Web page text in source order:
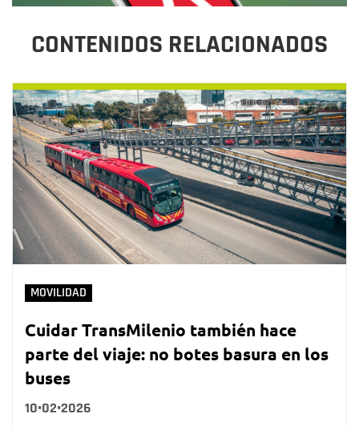
CONTENIDOS RELACIONADOS
MOVILIDAD
Cuidar TransMilenio también hace
parte del viaje: no botes basura en los
buses
10•02•2026